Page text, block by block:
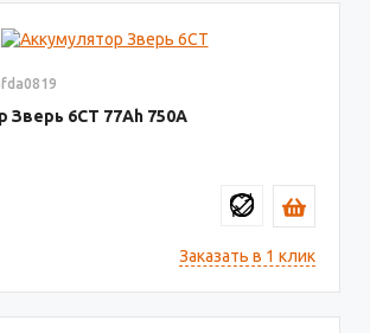
Зверь 6СТ 77 750
Заказать в 1 клик